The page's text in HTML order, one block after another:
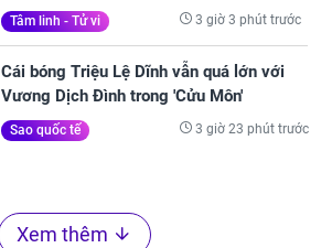
Tâm linh - Tử vi 3 giờ 3 phút trước
Cái bóng Triệu Lệ Dĩnh vẫn quá lớn với
Vương Dịch Đình trong 'Cửu Môn'
Sao quốc tế 3 giờ 23 phút trước
Xem thêm